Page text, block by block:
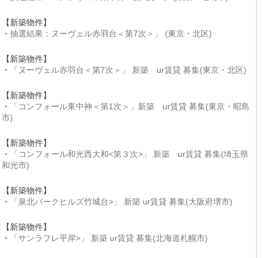
【新築物件】
・ 抽選結果：ヌーヴェル赤羽台＜第7次＞」 (東京・北区)
【新築物件】
・
「ヌーヴェル赤羽台＜第7次＞」 新築 ur賃貸 募集(東京・北区)
【新築物件】
・
「コンフォール東中神＜第1次＞」新築 ur賃貸 募集(東京・昭島
市)
【新築物件】
・
「コンフォール和光西大和<第３次>」 新築 ur賃貸 募集(埼玉県
和光市)
【新築物件】
・
「泉北パークヒルズ竹城台>」 新築 ur賃貸 募集(大阪府堺市)
【新築物件】
・
「サンラフレ平岸>」 新築 ur賃貸 募集(北海道札幌市)